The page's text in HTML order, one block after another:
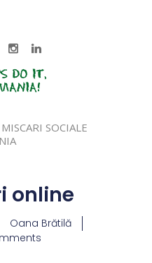
SOCIALE
online
Oana Brătilă